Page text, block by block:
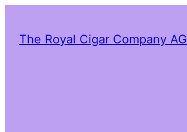
The Royal Cigar Company AG